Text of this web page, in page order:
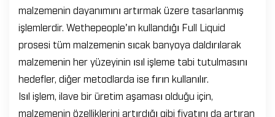
malzemenin dayanımını artırmak üzere tasarlanmış
işlemlerdir. Wethepeople'ın kullandığı Full Liquid
prosesi tüm malzemenin sıcak banyoya daldırılarak
malzemenin her yüzeyinin ısıl işleme tabi tutulmasını
hedefler, diğer metodlarda ise fırın kullanılır.
Isıl işlem, ilave bir üretim aşaması olduğu için,
malzemenin özelliklerini artırdığı gibi fiyatını da artıran